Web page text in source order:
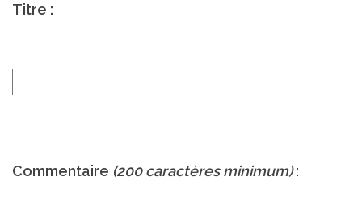
Titre :
Commentaire (200 caractères minimum):